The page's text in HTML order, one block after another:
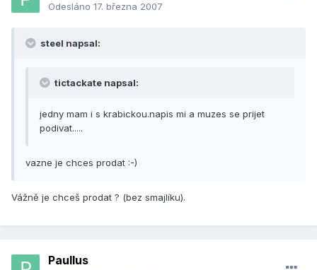
Odesláno 17. března 2007
steel napsal:
tictackate napsal:
jedny mam i s krabickou.napis mi a muzes se prijet
podivat.....
vazne je chces prodat :-)
Vážně je chceš prodat ? (bez smajlíku).
Paullus